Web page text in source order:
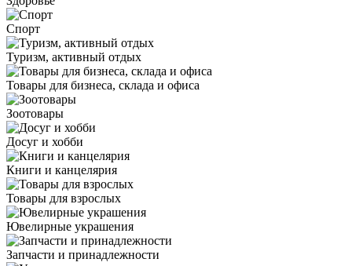
Спорт
Туризм, активный отдых
Товары для бизнеса, склада и офиса
Зоотовары
Досуг и хобби
Книги и канцелярия
Товары для взрослых
Ювелирные украшения
Запчасти и принадлежности